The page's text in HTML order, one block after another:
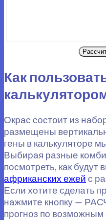
Как
Окрас состоит из
размещены
гены в калькуляторе
Выбирая разные
посмотреть, как будут
африканских ежей с
Если хотите сделать
нажмите кнопку —
прогноз по возможным